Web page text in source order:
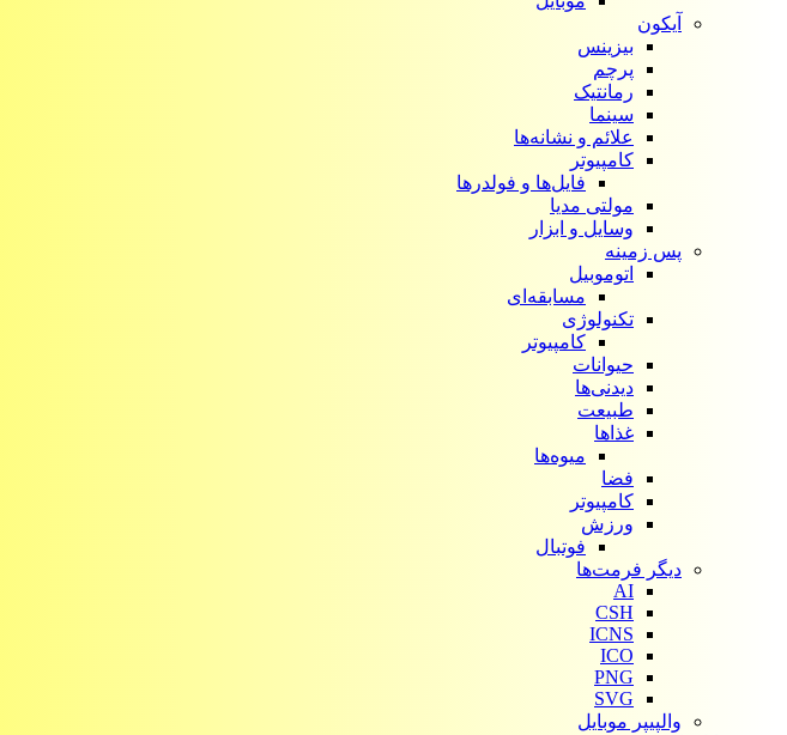
آیکون‌
بیزینس
پرچم
رمانتیک
سینما
علائم و نشانه‌ها
کامپیوتر
فایل‌ها و فولدرها
مولتی مدیا
وسایل و ابزار
پس زمینه
اتوموبیل
مسابقه‌ای
تکنولوژی
کامپیوتر
حیوانات
دیدنی‌ها
طبیعت
غذاها
میوه‌ها
فضا
کامپیوتر
ورزش
فوتبال
دیگر فرمت‌ها
AI
CSH
ICNS
ICO
PNG
SVG
والپیپر موبایل